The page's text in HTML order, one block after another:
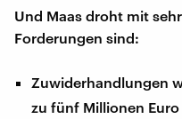
Und Maas droht mit
Forderungen sind:
Zuwiderhandlungen
zu fünf Millionen